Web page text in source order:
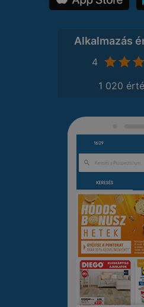
Alkalmazás
4
1 020